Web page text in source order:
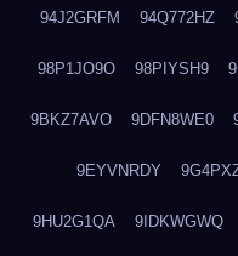
94J2GRFM 94Q772HZ
98P1JO9O 98PIYSH9
9BKZ7AVO 9DFN8WE0
9EYVNRDY
9HU2G1QA 9IDKWGWQ